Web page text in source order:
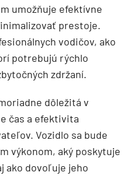
umožňuje efektívne
prestoje.
vodičov, ako
potrebujú rýchlo
zdržaní.
dôležitá v
čas a efektivita
Vozidlo sa bude
výkonom, aký poskytuje
ako dovoľuje jeho